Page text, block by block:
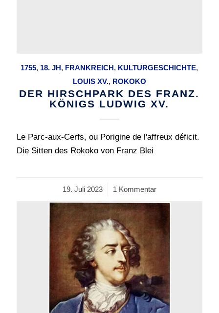
1755, 18. JH, FRANKREICH, KULTURGESCHICHTE,
LOUIS XV., ROKOKO
DER HIRSCHPARK DES FRANZ.
KÖNIGS LUDWIG XV.
Le Parc-aux-Cerfs, ou Porigine de l'affreux déficit.
Die Sitten des Rokoko von Franz Blei
19. Juli 2023
/ 1 Kommentar